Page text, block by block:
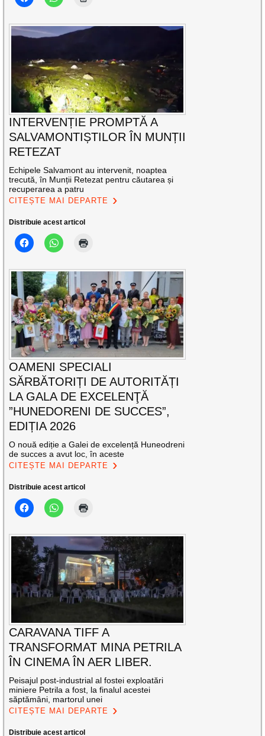
INTERVENȚIE PROMPTĂ A
SALVAMONTIȘTILOR ÎN MUNȚII
RETEZAT
Echipele Salvamont au intervenit, noaptea
trecută, în Munții Retezat pentru căutarea și
recuperarea a patru
CITEȘTE MAI DEPARTE
Distribuie acest articol
OAMENI SPECIALI
SĂRBĂTORIȚI DE AUTORITĂȚI
LA GALA DE EXCELENŢĂ
”HUNEDORENI DE SUCCES”,
EDIȚIA 2026
O nouă ediție a Galei de excelență Huneodreni
de succes a avut loc, în aceste
CITEȘTE MAI DEPARTE
Distribuie acest articol
CARAVANA TIFF A
TRANSFORMAT MINA PETRILA
ÎN CINEMA ÎN AER LIBER.
Peisajul post-industrial al fostei exploatări
miniere Petrila a fost, la finalul acestei
săptămâni, martorul unei
CITEȘTE MAI DEPARTE
Distribuie acest articol